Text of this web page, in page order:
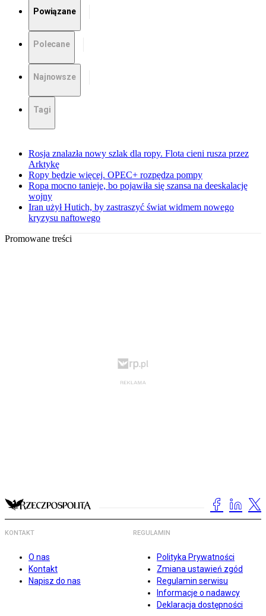
Powiązane
Polecane
Najnowsze
Tagi
Rosja znalazła nowy szlak dla ropy. Flota cieni rusza przez
Arktykę
Ropy będzie więcej. OPEC+ rozpędza pompy
Ropa mocno tanieje, bo pojawiła się szansa na deeskalację
wojny
Iran użył Hutich, by zastraszyć świat widmem nowego
kryzysu naftowego
Promowane treści
KONTAKT
O nas
Kontakt
Napisz do nas
REGULAMIN
Polityka Prywatności
Zmiana ustawień zgód
Regulamin serwisu
Informacje o nadawcy
Deklaracja dostępności